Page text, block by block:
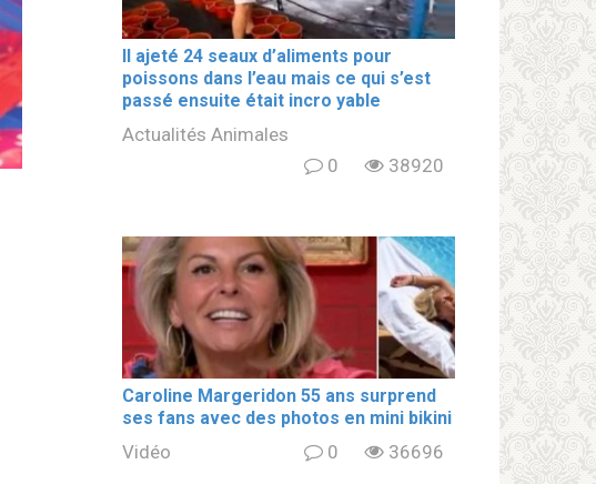
Il ajeté 24 seaux d’aliments pour
poissons dans l’eau mais ce qui s’est
passé ensuite était incro yable
Actualités Animales
0
38920
Caroline Margeridon 55 ans surprend
ses fans avec des photos en mini bikini
Vidéo 0 36696